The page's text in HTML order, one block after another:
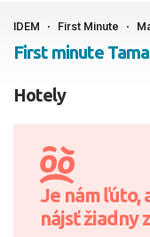
Ako cestujete?
2 dospelí, 0 deti
IDEM First Minute
First minute
Hotely
Je nám ľúto,
nájsť žiadny